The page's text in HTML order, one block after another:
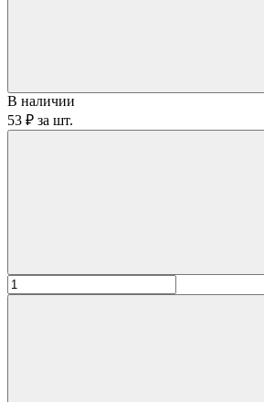
В наличии
53 ₽ за шт.